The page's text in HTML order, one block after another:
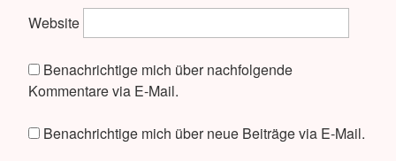
Website
Benachrichtige mich über nachfolgende
Kommentare via E-Mail.
Benachrichtige mich über neue Beiträge via E-Mail.